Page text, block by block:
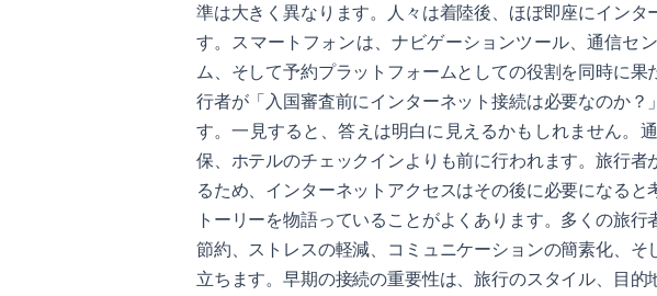
準は大きく異なります。人々は着陸後、ほぼ即座にイン
す。スマートフォンは、ナビゲーションツール、通信セ
ム、そして予約プラットフォームとしての役割を同時に
行者が「入国審査前にインターネット接続は必要なのか
す。一見すると、答えは明白に見えるかもしれません。
保、ホテルのチェックインよりも前に行われます。旅行
るため、インターネットアクセスはその後に必要になる
トーリーを物語っていることがよくあります。多くの旅
節約、ストレスの軽減、コミュニケーションの簡素化、
立ちます。早期の接続の重要性は、旅行のスタイル、目